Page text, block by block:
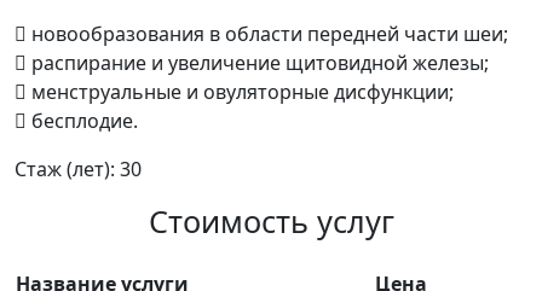
 новообразования в области передней части шеи;
 распирание и увеличение щитовидной железы;
 менструальные и овуляторные дисфункции;
 бесплодие.
Стаж (лет): 30
Стоимость услуг
Название услуги Цена